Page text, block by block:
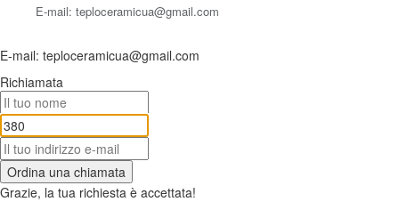
E-mail: teploceramicua@gmail.com
E-mail: teploceramicua@gmail.com
Richiamata
Ordina una chiamata
Grazie, la tua richiesta è accettata!